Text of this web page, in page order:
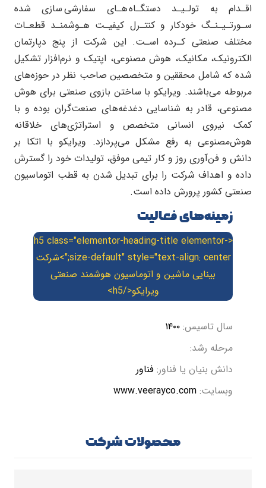
اقـدام به تولـیـد دستگـاه هـای سفارشی سازی شده
سـورتـیـنـگ خودکار و کنتـرل کیفیـت هـوشمنـد قطعـات
مختلف صنعتی کـرده اسـت. این شرکت از پنج دپارتمان
الکترونیک، مکانیک، هوش مصنوعی، اپتیک و نرم‌افزار تشکیل
شده که شامل محققین و متخصصین صاحب نظر در حوزه‌های
مربوطه می‌باشند. ویرایکو با ساختن بازوی صنعتی برای هوش
مصنوعی، قادر به شناسایی دغدغه‌های صنعت‌گران بوده و با
کمک نیروی انسانی متخصص و استراتژی‌های خلاقانه
هوش‌مصنوعی به رفع مشکل می‌پردازد. ویرایکو با اتکا بر
دانش و فن‌آوری روز و کار تیمی موفق، تولیدات خود را گسترش
داده و اهداف شرکت را برای تبدیل شدن به قطب اتوماسیون
صنعتی کشور پرورش داده‌ است.
زمینه‌های فعالیت
<h5 class="elementor-heading-title elementor-
size-default" style="text-align: center;">شرکت
بینایی ماشین و اتوماسیون هوشمند صنعتی
ویرایکو</h5>
سال تاسیس: ۱۴۰۰
مرحله رشد:
دانش بنیان یا فناور: فناور
وبسایت: www.veerayco.com
محصولات شرکت